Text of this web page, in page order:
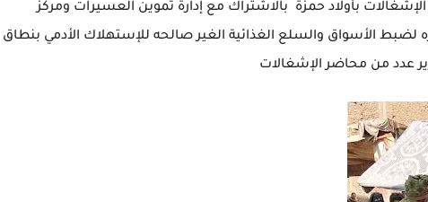
بأولاد حمزة بالاشتراك مع إدارة تموين العسيرات ومركز
الأسواق والسلع الغذائية الغير صالحه للإستهلاك الأدمي بنطاق
عدد من محاضر الإشغالات